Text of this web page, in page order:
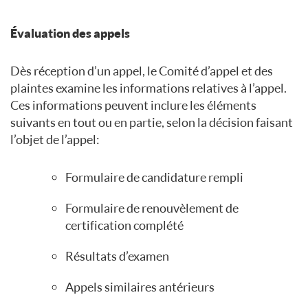
Évaluation des appels
Dès réception d’un appel, le Comité d’appel et des
plaintes examine les informations relatives à l’appel.
Ces informations peuvent inclure les éléments
suivants en tout ou en partie, selon la décision faisant
l’objet de l’appel:
Formulaire de candidature rempli
Formulaire de renouvèlement de
certification complété
Résultats d’examen
Appels similaires antérieurs